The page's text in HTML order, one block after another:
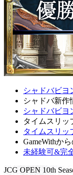
シャドバビヨ
シャドバ新作
シャドバビヨ
タイムスリッ
タイムスリッ
GameWithか
未経験可&完
JCG OPEN 10th